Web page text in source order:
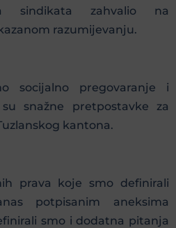
sindikata zahvalio na
razumijevanju.
socijalno pregovaranje i
snažne pretpostavke za
kantona.
prava koje smo definirali
potpisanim aneksima
smo i dodatna pitanja